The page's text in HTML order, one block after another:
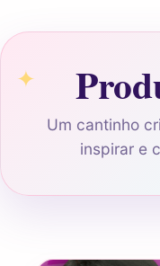
Um cantinho
inspirar e